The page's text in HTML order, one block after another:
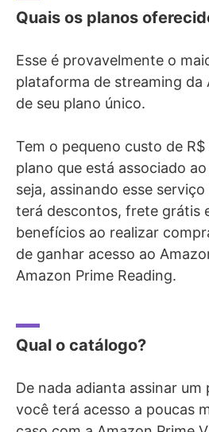
Quais os planos
Esse é provavelmente o
plataforma de streaming da
de seu plano único.
Tem o pequeno custo de
plano que está associado
seja, assinando esse
terá descontos, frete grátis
benefícios ao realizar
de ganhar acesso ao
Amazon Prime Reading.
Qual o catálogo?
De nada adianta assinar um
você terá acesso a poucas